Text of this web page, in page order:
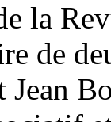
la
de
Jean